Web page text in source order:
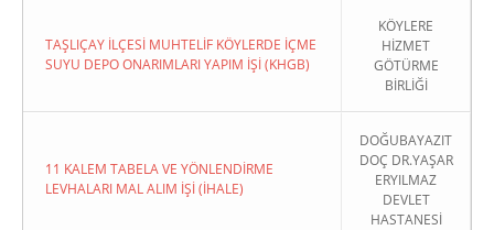
TAŞLIÇAY İLÇESİ MUHTELİF KÖYLERDE İÇME
SUYU DEPO ONARIMLARI YAPIM İŞİ (KHGB)
KÖYLERE
HİZMET
GÖTÜRME
BİRLİĞİ
11 KALEM TABELA VE YÖNLENDİRME
LEVHALARI MAL ALIM İŞİ (İHALE)
DOĞUBAYAZIT
DOÇ DR.YAŞAR
ERYILMAZ
DEVLET
HASTANESİ